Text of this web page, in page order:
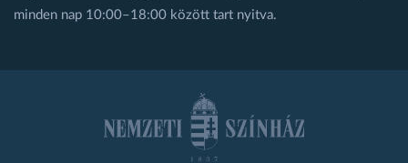
minden nap 10:00–18:00 között tart nyitva.